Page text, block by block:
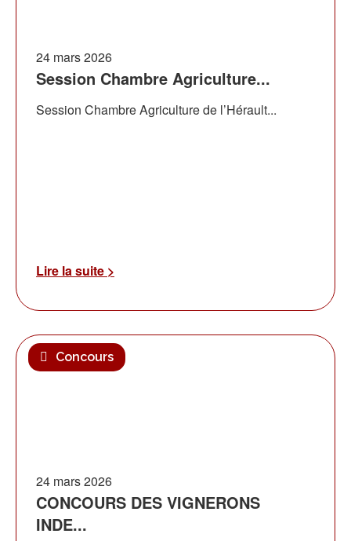
24 mars 2026
Session Chambre Agriculture...
Session Chambre Agriculture de l’Hérault...
Lire la suite >
Concours
24 mars 2026
CONCOURS DES VIGNERONS
INDE...